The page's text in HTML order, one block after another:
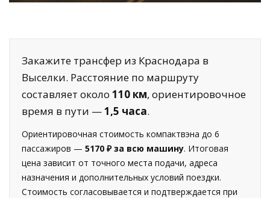
Закажите трансфер из Краснодара в
Выселки. Расстояние по маршруту
составляет около 110 км, ориентировочное
время в пути —1,5 часа.
Ориентировочная стоимость компактвэна до 6
пассажиров — 5170 ₽ за всю машину. Итоговая
цена зависит от точного места подачи, адреса
назначения и дополнительных условий поездки.
Стоимость согласовывается и подтверждается при